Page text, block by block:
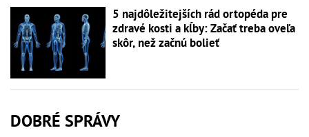
5 najdôležitejších rád ortopéda pre
zdravé kosti a kĺby: Začať treba oveľa
skôr, než začnú bolieť
DOBRÉ SPRÁVY